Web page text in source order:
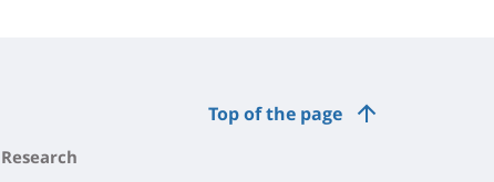
Top of the page
Research